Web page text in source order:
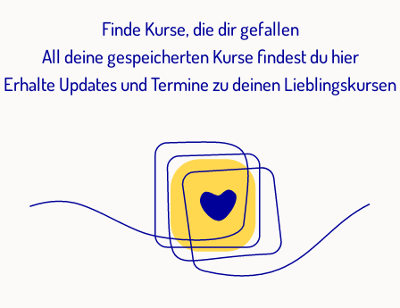
Finde Kurse, die dir gefallen
All deine gespeicherten Kurse findest du hier
Erhalte Updates und Termine zu deinen Lieblingskursen